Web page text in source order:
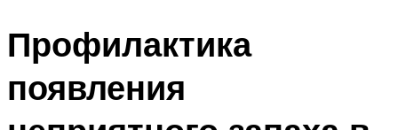
Профилактика
появления